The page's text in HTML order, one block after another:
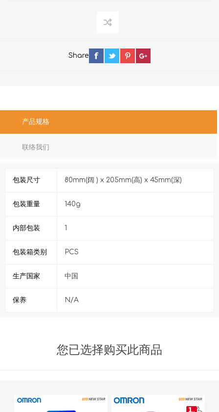
Share
产品规格
联络我们
包装尺寸 80mm(阔 ) x 205mm(高) x 45mm(深)
包装重量 140g
内部包装 1
包装箱类别 PCS
生产国家 中国
保养 N/A
您已选择购买此商品